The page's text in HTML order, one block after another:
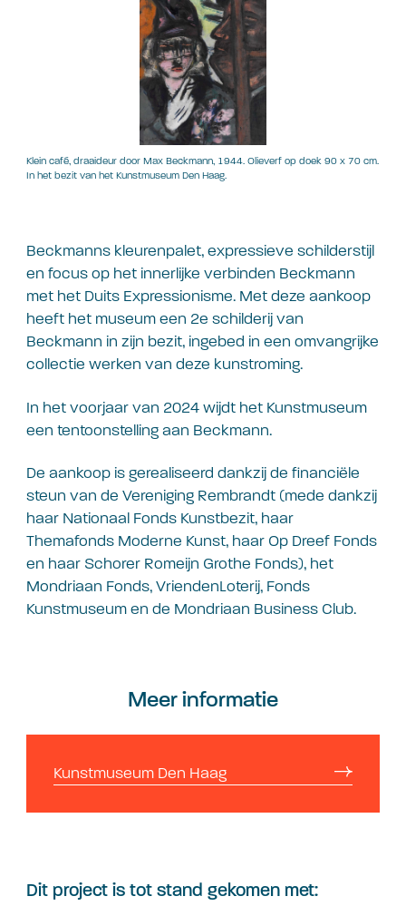
Klein café, draaideur door Max Beckmann, 1944. Olieverf op doek 90 x 70 cm.
In het bezit van het Kunstmuseum Den Haag.
Beckmanns kleurenpalet, expressieve schilderstijl
en focus op het innerlijke verbinden Beckmann
met het Duits Expressionisme. Met deze aankoop
heeft het museum een 2e schilderij van
Beckmann in zijn bezit, ingebed in een omvangrijke
collectie werken van deze kunstroming.
In het voorjaar van 2024 wijdt het Kunstmuseum
een tentoonstelling aan Beckmann.
De aankoop is gerealiseerd dankzij de financiële
steun van de Vereniging Rembrandt (mede dankzij
haar Nationaal Fonds Kunstbezit, haar
Themafonds Moderne Kunst, haar Op Dreef Fonds
en haar Schorer Romeijn Grothe Fonds), het
Mondriaan Fonds, VriendenLoterij, Fonds
Kunstmuseum en de Mondriaan Business Club.
Meer informatie
Kunstmuseum Den Haag
Dit project is tot stand gekomen met: